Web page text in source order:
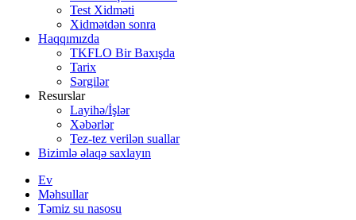
Test Xidməti
Xidmətdən sonra
Haqqımızda
TKFLO Bir Baxışda
Tarix
Sərgilər
Resurslar
Layihə/İşlər
Xəbərlər
Tez-tez verilən suallar
Bizimlə əlaqə saxlayın
Ev
Məhsullar
Təmiz su nasosu